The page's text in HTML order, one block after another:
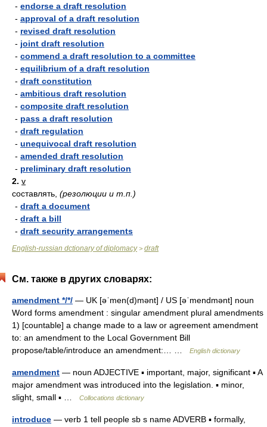
- endorse a draft resolution
- approval of a draft resolution
- revised draft resolution
- joint draft resolution
- commend a draft resolution to a committee
- equilibrium of a draft resolution
- draft constitution
- ambitious draft resolution
- composite draft resolution
- pass a draft resolution
- draft regulation
- unequivocal draft resolution
- amended draft resolution
- preliminary draft resolution
2. v
составлять, (резолюции и т.п.)
- draft a document
- draft a bill
- draft security arrangements
English-russian dctionary of diplomacy> draft
См. также в других словарях:
amendment */*/ — UK [əˈmen(d)mənt] / US [əˈmendmənt] noun
Word forms amendment : singular amendment plural amendments
1) [countable] a change made to a law or agreement amendment
to: an amendment to the Local Government Bill
propose/table/introduce an amendment:… …
English dictionary
amendment — noun ADJECTIVE ▪ important, major, significant ▪ A
major amendment was introduced into the legislation. ▪ minor,
slight, small ▪ …
Collocations dictionary
introduce — verb 1 tell people sb s name ADVERB ▪ formally,